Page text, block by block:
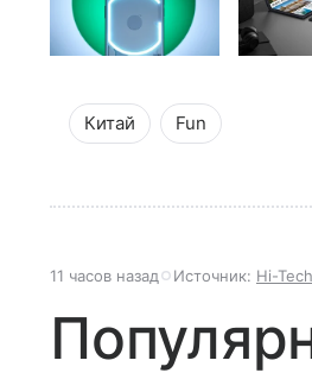
Китай Fun
11 часов назад Источник: Hi-